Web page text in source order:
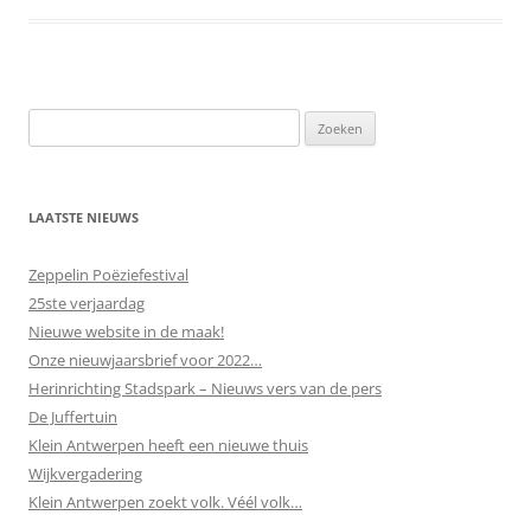
LAATSTE NIEUWS
Zeppelin Poëziefestival
25ste verjaardag
Nieuwe website in de maak!
Onze nieuwjaarsbrief voor 2022…
Herinrichting Stadspark – Nieuws vers van de pers
De Juffertuin
Klein Antwerpen heeft een nieuwe thuis
Wijkvergadering
Klein Antwerpen zoekt volk. Véél volk…